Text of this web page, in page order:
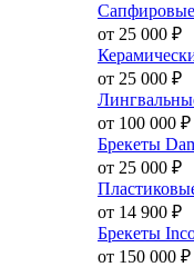
от 25 000 ₽
от 25 000 ₽
от 100 000 ₽
Брекеты
от 25 000 ₽
от 14 900 ₽
Брекеты
от 150 000 ₽